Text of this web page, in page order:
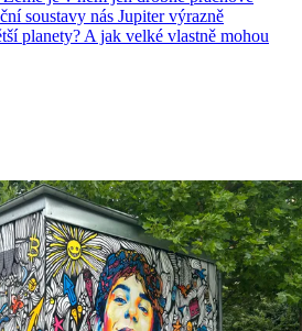
soustavy nás Jupiter výrazně
planety? A jak velké vlastně mohou